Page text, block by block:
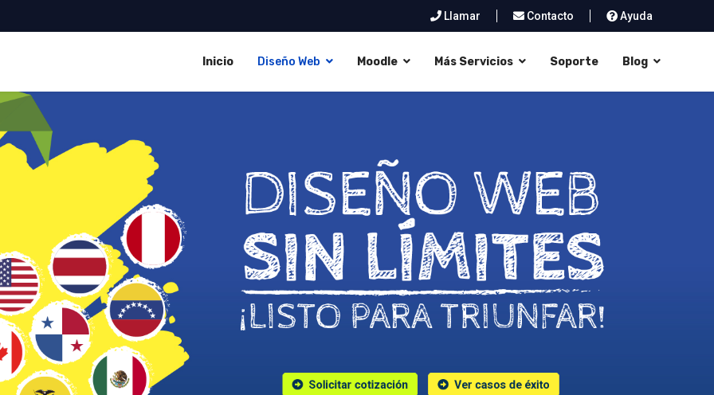
Llamar Contacto Ayuda
Inicio Diseño Web Moodle Más Servicios Soporte Blog
Solicitar cotización Ver casos de éxito